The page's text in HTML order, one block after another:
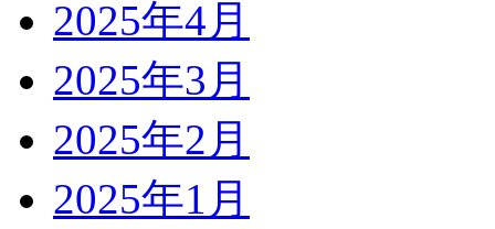
2025年4月
2025年3月
2025年2月
2025年1月